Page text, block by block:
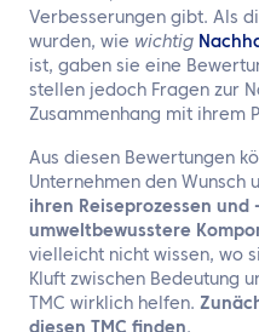
Verbesserungen gibt. Als
wurden, wie wichtig
ist, gaben sie eine
stellen jedoch Fragen zur
Zusammenhang mit ihrem
Aus diesen Bewertungen
Unternehmen den Wunsch
ihren Reiseprozessen
umweltbewusstere
vielleicht nicht wissen, wo
Kluft zwischen Bedeutung
TMC wirklich helfen.
diesen TMC finden.